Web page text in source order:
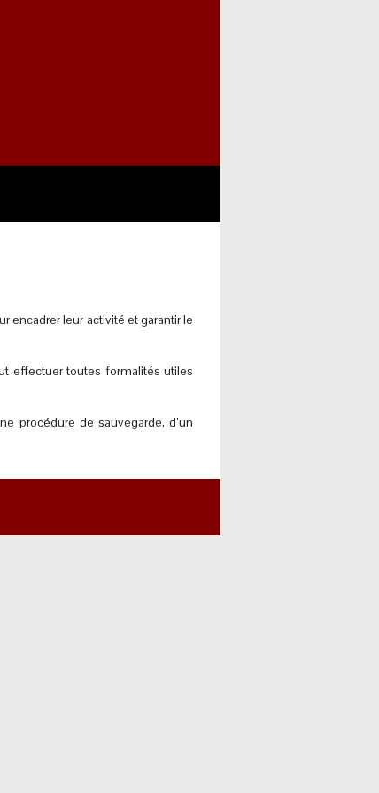
encadrer leur activité et garantir le
effectuer toutes formalités utiles
procédure de sauvegarde, d’un